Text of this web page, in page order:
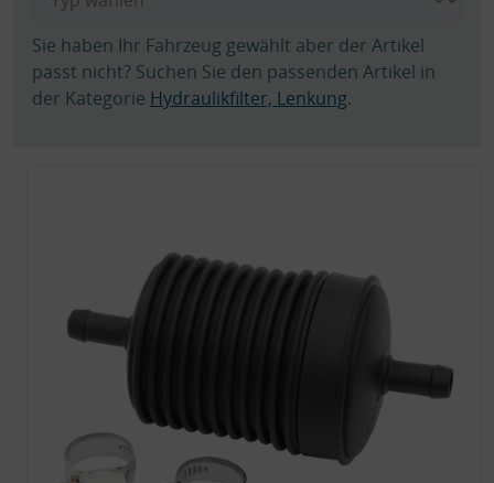
Sie haben Ihr Fahrzeug gewählt aber der Artikel
passt nicht? Suchen Sie den passenden Artikel in
der Kategorie Hydraulikfilter, Lenkung.